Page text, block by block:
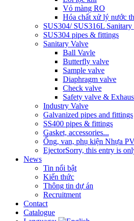
Vỏ màng RO
Hóa chất xử lý nước
SUS304/ SUS316L
SUS304 pipes & fittings
Sanitary Valve
Ball Vavle
Butterfly valve
Sample valve
Diaphragm valve
Check valve
Safety valve &
Industry Valve
Galvanized pipes and fittings
SS400 pipes & fittings
Gasket, accessories...
Ống, van, phụ kiện Nhựa
EjectorSorry, this entry is
News
Tin nổi bật
Kiến thức
Thông tin dự án
Recruitment
Contact
Catalogue